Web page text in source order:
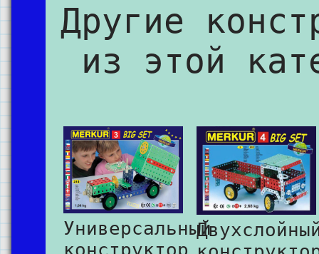
Другие
из этой
Универсальный
конструктор